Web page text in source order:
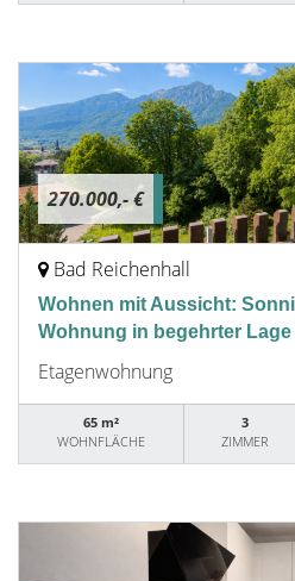
270.000,- €
Bad Reichenhall
Wohnen mit Aussicht:
Wohnung in begehrter Lage
Etagenwohnung
65 m²
WOHNFLÄCHE
3
ZIMMER